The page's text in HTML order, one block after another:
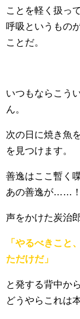
ことを軽く扱っ
呼吸というもの
ことだ。
いつもならこう
ん。
次の日に焼き魚
を見つけます。
善逸はここ暫く
あの善逸が……
声をかけた炭治
「やるべきこと
ただけだ」
と発する背中か
どうやらこれは